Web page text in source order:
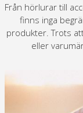
Från hörlurar till
finns inga
produkter. Trots
eller